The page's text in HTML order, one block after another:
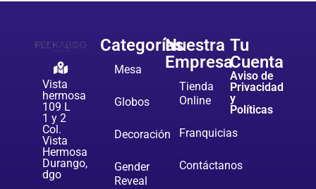
Vista
hermosa
109 L
1 y 2
Col.
Vista
Hermosa
Durango,
dgo
Categorías
Mesa
Globos
Decoración
Gender
Reveal
Nuestra
Empresa
Tienda
Online
Franquicias
Contáctanos
Tu
Cuenta
Aviso de
Privacidad
y
Políticas